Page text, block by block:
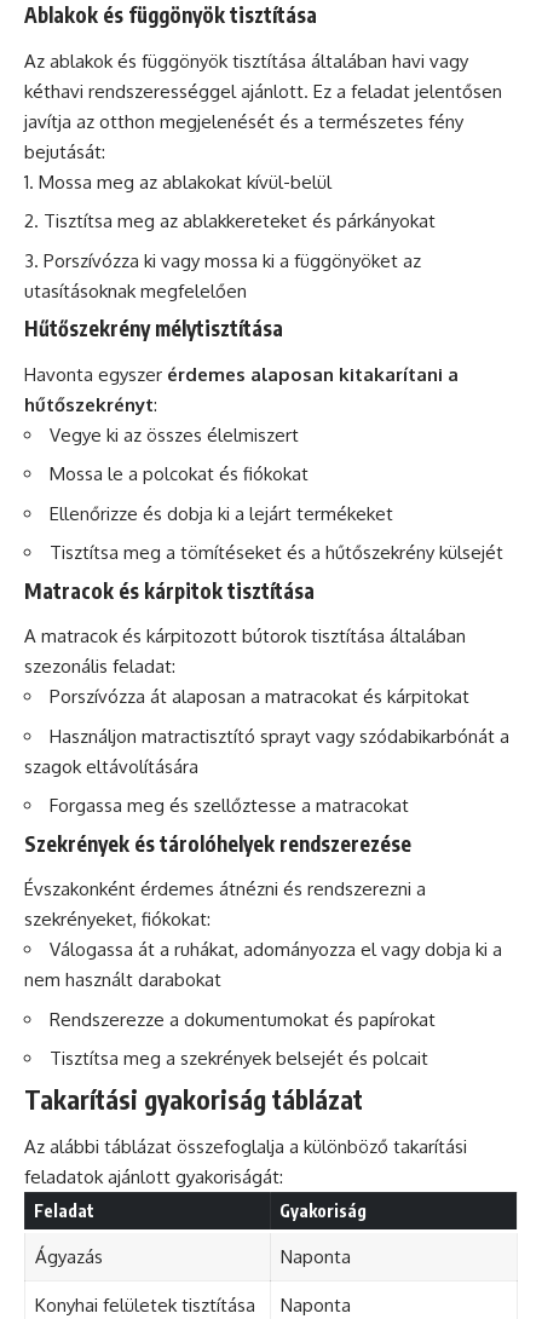
Ablakok és függönyök tisztítása
Az ablakok és függönyök tisztítása általában havi vagy
kéthavi rendszerességgel ajánlott. Ez a feladat jelentősen
javítja az otthon megjelenését és a természetes fény
bejutását:
Mossa meg az ablakokat kívül-belül
Tisztítsa meg az ablakkereteket és párkányokat
Porszívózza ki vagy mossa ki a függönyöket az
utasításoknak megfelelően
Hűtőszekrény mélytisztítása
Havonta egyszer érdemes alaposan kitakarítani a
hűtőszekrényt:
Vegye ki az összes élelmiszert
Mossa le a polcokat és fiókokat
Ellenőrizze és dobja ki a lejárt termékeket
Tisztítsa meg a tömítéseket és a hűtőszekrény külsejét
Matracok és kárpitok tisztítása
A matracok és kárpitozott bútorok tisztítása általában
szezonális feladat:
Porszívózza át alaposan a matracokat és kárpitokat
Használjon matractisztító sprayt vagy szódabikarbónát a
szagok eltávolítására
Forgassa meg és szellőztesse a matracokat
Szekrények és tárolóhelyek rendszerezése
Évszakonként érdemes átnézni és rendszerezni a
szekrényeket, fiókokat:
Válogassa át a ruhákat, adományozza el vagy dobja ki a
nem használt darabokat
Rendszerezze a dokumentumokat és papírokat
Tisztítsa meg a szekrények belsejét és polcait
Takarítási gyakoriság táblázat
Az alábbi táblázat összefoglalja a különböző takarítási
feladatok ajánlott gyakoriságát:
Feladat Gyakoriság
Ágyazás Naponta
Konyhai felületek tisztítása Naponta